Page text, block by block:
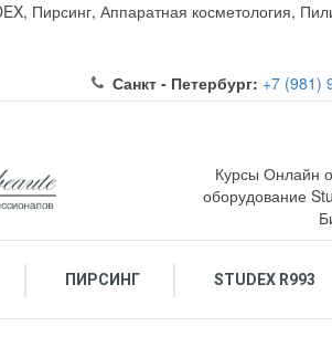
Пирсинг, Аппаратная косметология,
Санкт - Петербург: +7 (981)
Курсы Онлайн
оборудование
ПИРСИНГ STUDEX R993